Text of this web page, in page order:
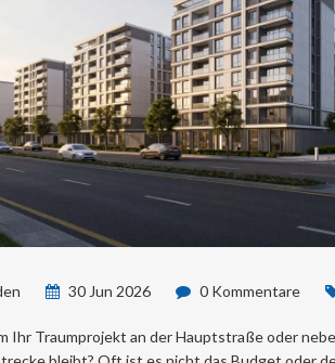
30 Jun 2026 0 Kommentare
Ihr Traumprojekt an der Hauptstraße oder